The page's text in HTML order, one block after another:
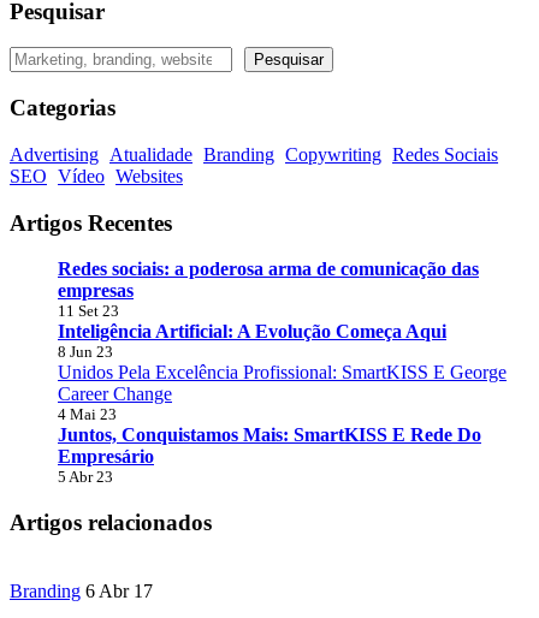
Pesquisar
Pesquisar Pesquisar
Categorias
Advertising Atualidade Branding Copywriting Redes Sociais
SEO Vídeo Websites
Artigos Recentes
Redes sociais: a poderosa arma de comunicação das
empresas
11 Set 23
Inteligência Artificial: A Evolução Começa Aqui
8 Jun 23
Unidos Pela Excelência Profissional: SmartKISS E George
Career Change
4 Mai 23
Juntos, Conquistamos Mais: SmartKISS E Rede Do
Empresário
5 Abr 23
Artigos relacionados
Branding 6 Abr 17